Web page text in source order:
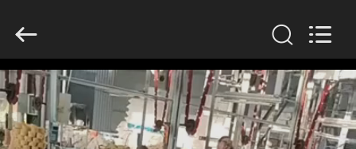
DOM
PRODUKTY
Technology
Co.,Ltd..
Reserved.